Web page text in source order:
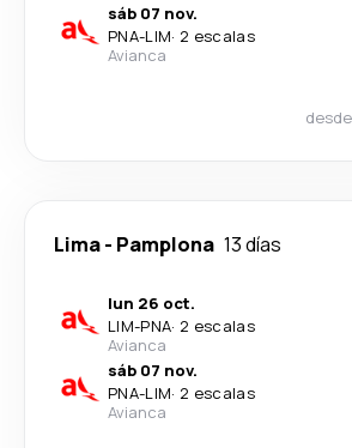
sáb 07 nov.
PNA-LIM· 2 escalas
Avianca
desde
Lima- Pamplona 13 días
lun 26 oct.
LIM-PNA· 2 escalas
Avianca
sáb 07 nov.
PNA-LIM· 2 escalas
Avianca